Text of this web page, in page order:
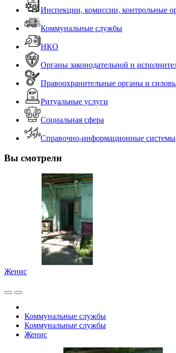
Инспекции, комиссии, контрольные
Коммунальные службы
НКО
Органы законодательной и
Правоохранительные органы и
Ритуальные услуги
Социальная сфера
Справочно-информационные системы
Вы смотрели
Женис
Коммунальные службы
Коммунальные службы
Женис